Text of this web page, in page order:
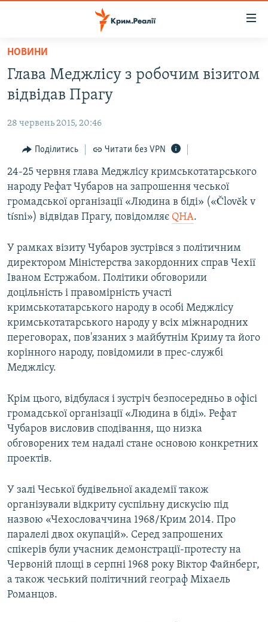
Перейти
основного
матеріалу
до
навігації
Перейти
до
пошуку
ВІДЕО ТА ФОТО
ПОЛІТИКА
БЛОГИ
ПОГЛЯД
ІНТЕРВ'Ю
ВСЕ ЗА ДЕНЬ
ВІДЕОУРОКИ «ELIFBE»
СВІДЧЕННЯ ОКУПАЦІЇ
УКРАЇНСЬКА ПРОБЛЕМА КРИМУ
ІНФОГРАФІКА
ЯК ОБІЙТИ БЛОКУВАННЯ
Русский
Qırımtatar
ДОЛУЧАЙСЯ!
Усі сайти RFE/RL
НОВИНИ
Глава Меджлісу з робочим візитом
відвідав Прагу
28 червень 2015, 20:46
Поділитись Читати без VPN
24-25 червня глава Меджлісу кримськотатарського
народу Рефат Чубаров на запрошення чеської
громадської організації «Людина в біді» («Člověk v
tísni») відвідав Прагу, повідомляє QHA.
У рамках візиту Чубаров зустрівся з політичним
директором Міністерства закордонних справ Чехії
Іваном Естржабом. Політики обговорили
доцільність і правомірність участі
кримськотатарського народу в особі Меджлісу
кримськотатарського народу у всіх міжнародних
переговорах, пов'язаних з майбутнім Криму та його
корінного народу, повідомили в прес-службі
Меджлісу.
Крім цього, відбулася і зустріч безпосередньо в офісі
громадської організації «Людина в біді». Рефат
Чубаров висловив сподівання, що низка
обговорених тем надалі стане основою конкретних
проектів.
У залі Чеської будівельної академії також
організували відкриту суспільну дискусію під
назвою «Чехословаччина 1968/Крим 2014. Про
паралелі двох окупацій». Серед запрошених
спікерів були учасник демонстрації-протесту на
Червоній площі в серпні 1968 року Віктор Файнберг,
а також чеський політичний географ Міхаель
Романцов.